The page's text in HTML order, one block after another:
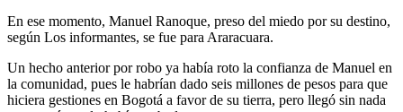
En ese momento, Manuel Ranoque, preso del miedo por su destino,
según Los informantes, se fue para Araracuara.
Un hecho anterior por robo ya había roto la confianza de Manuel en
la comunidad, pues le habrían dado seis millones de pesos para que
hiciera gestiones en Bogotá a favor de su tierra, pero llegó sin nada